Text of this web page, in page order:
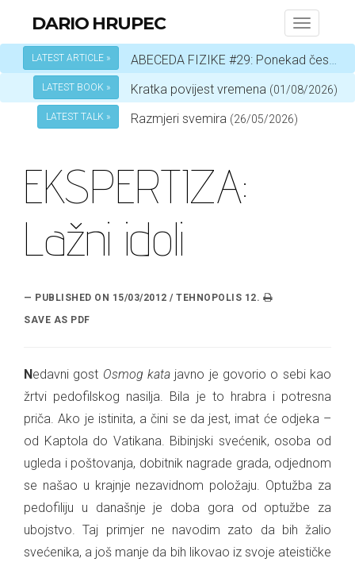
Toggle
DARIO HRUPEC
LATEST ARTICLE » ABECEDA FIZIKE #29: Ponekad čestica, a ponekad val – ovisi o okolnostima
LATEST BOOK » Kratka povijest vremena (01/08/2026)
LATEST TALK » Razmjeri svemira (26/05/2026)
EKSPERTIZA:
Lažni idoli
— PUBLISHED ON 15/03/2012 / TEHNOPOLIS 12.
Nedavni gost Osmog kata javno je govorio o sebi kao
žrtvi pedofilskog nasilja. Bila je to hrabra i potresna
priča. Ako je istinita, a čini se da jest, imat će odjeka –
od Kaptola do Vatikana. Bibinjski svećenik, osoba od
ugleda i poštovanja, dobitnik nagrade grada, odjednom
se našao u krajnje nezavidnom položaju. Optužba za
pedofiliju u današnje je doba gora od optužbe za
ubojstvo. Taj primjer ne navodim zato da bih žalio
svećenika, a još manje da bih likovao iz svoje ateističke